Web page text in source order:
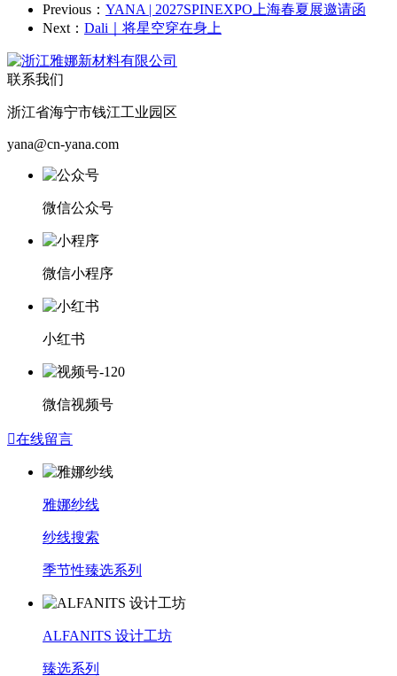
Previous： YANA | 2027SPINEXPO上海春夏展邀请函
Next： Dali｜将星空穿在身上
联系我们
浙江省海宁市钱江工业园区
yana@cn-yana.com
微信公众号
微信小程序
小红书
微信视频号
在线留言
雅娜纱线
纱线搜索
季节性臻选系列
ALFANITS 设计工坊
臻选系列